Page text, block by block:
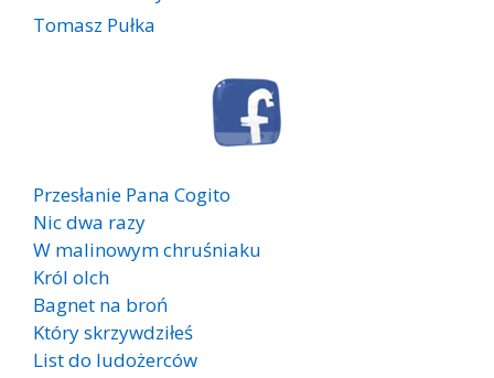
Tomasz Pułka
Przesłanie Pana Cogito
Nic dwa razy
W malinowym chruśniaku
Król olch
Bagnet na broń
Który skrzywdziłeś
List do ludożerców